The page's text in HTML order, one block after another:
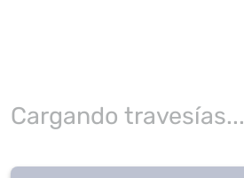
Cargando travesías...